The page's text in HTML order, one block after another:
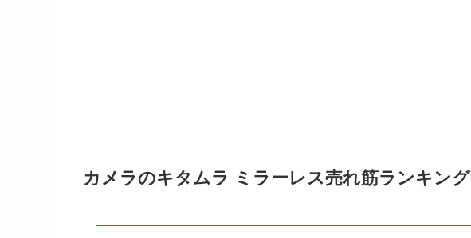
カメラのキタムラ ミラーレス売れ筋ランキング